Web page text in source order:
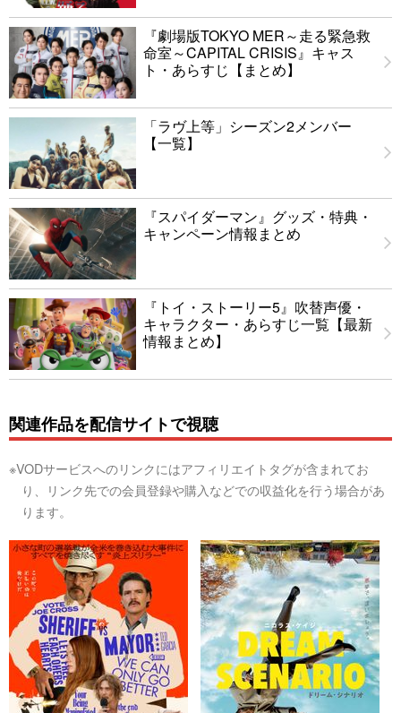
『劇場版TOKYO MER～走る緊急救
命室～CAPITAL CRISIS』キャス
ト・あらすじ【まとめ】
「ラヴ上等」シーズン2メンバー
【一覧】
『スパイダーマン』グッズ・特典・
キャンペーン情報まとめ
『トイ・ストーリー5』吹替声優・
キャラクター・あらすじ一覧【最新
情報まとめ】
関連作品を配信サイトで視聴
※VODサービスへのリンクにはアフィリエイトタグが含まれてお
り、リンク先での会員登録や購入などでの収益化を行う場合があ
ります。